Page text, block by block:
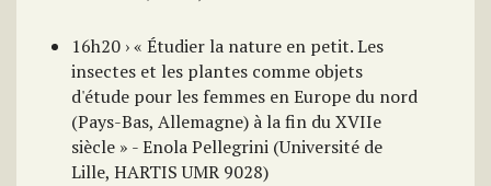
16h20 › « Étudier la nature en petit. Les
insectes et les plantes comme objets
d'étude pour les femmes en Europe du nord
(Pays-Bas, Allemagne) à la fin du XVIIe
siècle » - Enola Pellegrini (Université de
Lille, HARTIS UMR 9028)